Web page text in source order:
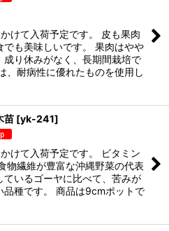
けて入荷予定です。 皮も果肉
でも美味しいです。 果肉はやや
成り休みがなく、長期間栽培で
、耐病性に優れたものを使用し
苗 [yk-241]
けて入荷予定です。 ビタミン
物繊維が豊富な沖縄野菜の代表
ているゴーヤに比べて、苦みが
品種です。 商品は9cmポットで